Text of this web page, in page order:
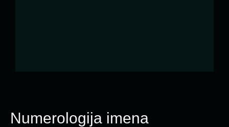
Numerologija imena